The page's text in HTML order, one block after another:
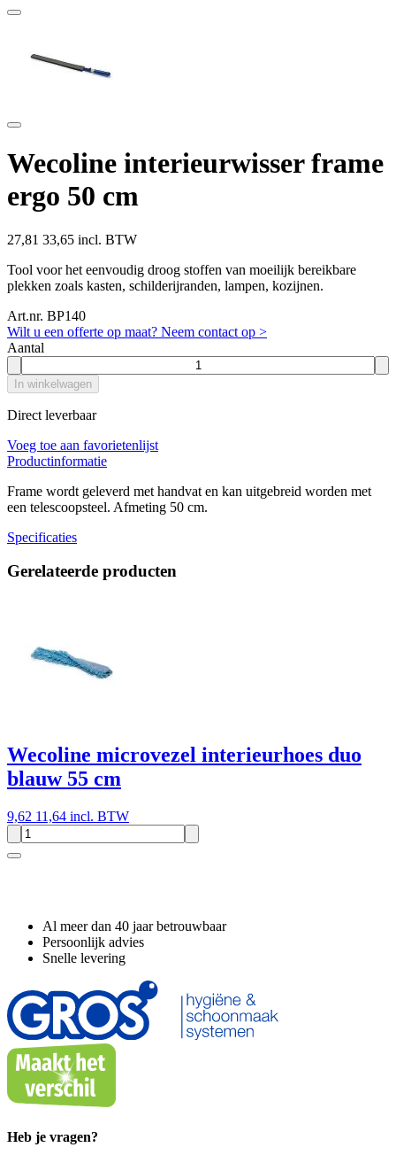
Wecoline interieurwisser frame
ergo 50 cm
27,81 33,65 incl. BTW
Tool voor het eenvoudig droog stoffen van moeilijk bereikbare
plekken zoals kasten, schilderijranden, lampen, kozijnen.
Art.nr. BP140
Wilt u een offerte op maat? Neem contact op >
Aantal
In winkelwagen
Direct leverbaar
Voeg toe aan favorietenlijst
Productinformatie
Frame wordt geleverd met handvat en kan uitgebreid worden met
een telescoopsteel. Afmeting 50 cm.
Specificaties
Gerelateerde producten
Wecoline microvezel interieurhoes duo
blauw 55 cm
9,62 11,64 incl. BTW
Al meer dan 40 jaar betrouwbaar
Persoonlijk advies
Snelle levering
Heb je vragen?